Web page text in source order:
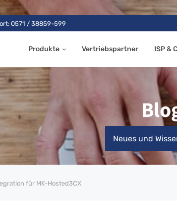
0571 / 38859-599
Produkte Vertriebspartner ISP &
Neues und
für MK-Hosted3CX